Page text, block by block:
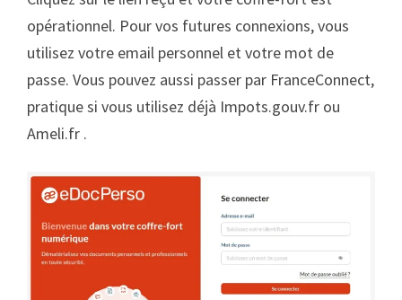
opérationnel. Pour vos futures connexions, vous
utilisez votre email personnel et votre mot de
passe. Vous pouvez aussi passer par FranceConnect,
pratique si vous utilisez déjà Impots.gouv.fr ou
Ameli.fr .